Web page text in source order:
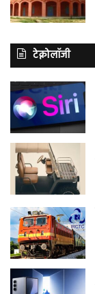
टेक्नोलॉजी